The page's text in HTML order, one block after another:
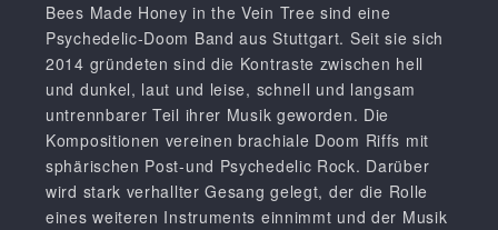
Bees Made Honey in the Vein Tree sind eine
Psychedelic-Doom Band aus Stuttgart. Seit sie sich
2014 gründeten sind die Kontraste zwischen hell
und dunkel, laut und leise, schnell und langsam
untrennbarer Teil ihrer Musik geworden. Die
Kompositionen vereinen brachiale Doom Riffs mit
sphärischen Post-und Psychedelic Rock. Darüber
wird stark verhallter Gesang gelegt, der die Rolle
eines weiteren Instruments einnimmt und der Musik